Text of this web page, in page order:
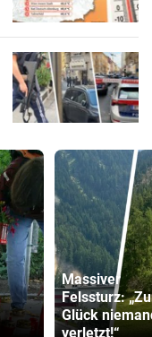
Massiver
Felssturz:
Glück
verletzt!“